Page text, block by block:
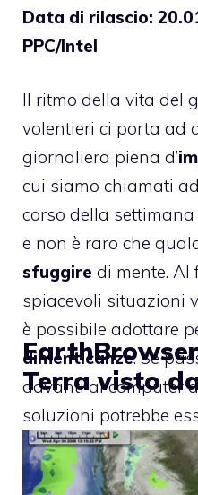
Data di rilascio:
PPC/Intel
Il ritmo della vita del
volentieri ci porta ad
giornaliera piena d’
cui siamo chiamati
corso della
e non è raro che
sfuggire di mente. Al
spiacevoli situazioni
è possibile adottare
dimenticanze. Se
davanti al computer
soluzioni potrebbe
MenuMinder, uno
ricordarvi i vostri
Terra visto